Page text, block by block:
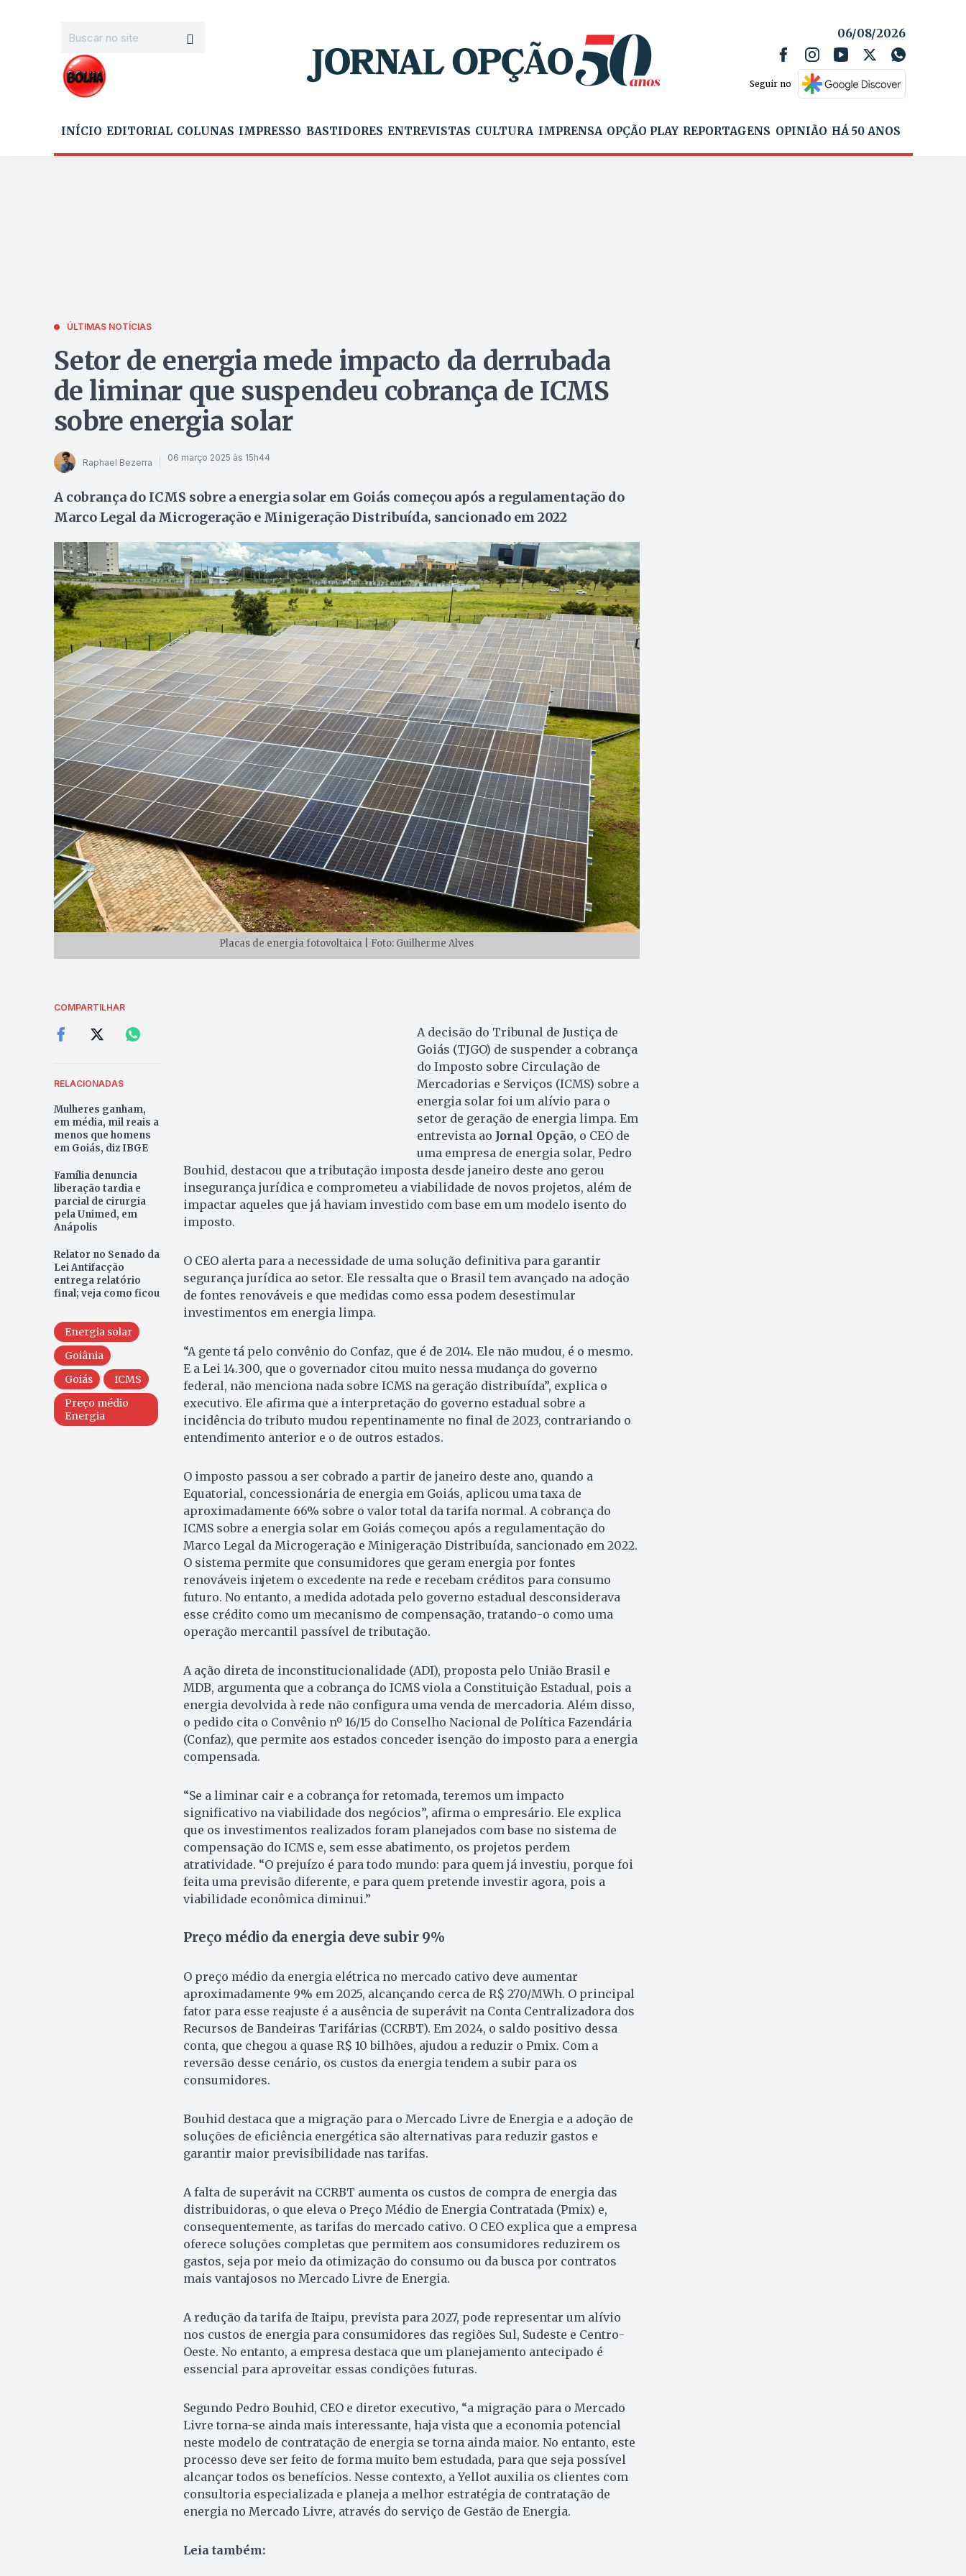
06/08/2026
Seguir no
INÍCIO EDITORIAL COLUNAS IMPRESSO BASTIDORES ENTREVISTAS CULTURA IMPRENSA OPÇÃO PLAY REPORTAGENS OPINIÃO HÁ 50 ANOS
ÚLTIMAS NOTÍCIAS
Setor de energia mede impacto da derrubada
de liminar que suspendeu cobrança de ICMS
sobre energia solar
Raphael Bezerra 06 março 2025 às 15h44
A cobrança do ICMS sobre a energia solar em Goiás começou após a regulamentação do
Marco Legal da Microgeração e Minigeração Distribuída, sancionado em 2022
Placas de energia fotovoltaica | Foto: Guilherme Alves
COMPARTILHAR
RELACIONADAS
Mulheres ganham,
em média, mil reais a
menos que homens
em Goiás, diz IBGE
Família denuncia
liberação tardia e
parcial de cirurgia
pela Unimed, em
Anápolis
Relator no Senado da
Lei Antifacção
entrega relatório
final; veja como ficou
Energia solar
Goiânia
Goiás
ICMS
Preço médio
Energia
A decisão do Tribunal de Justiça de
Goiás (TJGO) de suspender a cobrança
do Imposto sobre Circulação de
Mercadorias e Serviços (ICMS) sobre a
energia solar foi um alívio para o
setor de geração de energia limpa. Em
entrevista ao Jornal Opção, o CEO de
uma empresa de energia solar, Pedro
Bouhid, destacou que a tributação imposta desde janeiro deste ano gerou
insegurança jurídica e comprometeu a viabilidade de novos projetos, além de
impactar aqueles que já haviam investido com base em um modelo isento do
imposto.
O CEO alerta para a necessidade de uma solução definitiva para garantir
segurança jurídica ao setor. Ele ressalta que o Brasil tem avançado na adoção
de fontes renováveis e que medidas como essa podem desestimular
investimentos em energia limpa.
“A gente tá pelo convênio do Confaz, que é de 2014. Ele não mudou, é o mesmo.
E a Lei 14.300, que o governador citou muito nessa mudança do governo
federal, não menciona nada sobre ICMS na geração distribuída”, explica o
executivo. Ele afirma que a interpretação do governo estadual sobre a
incidência do tributo mudou repentinamente no final de 2023, contrariando o
entendimento anterior e o de outros estados.
O imposto passou a ser cobrado a partir de janeiro deste ano, quando a
Equatorial, concessionária de energia em Goiás, aplicou uma taxa de
aproximadamente 66% sobre o valor total da tarifa normal. A cobrança do
ICMS sobre a energia solar em Goiás começou após a regulamentação do
Marco Legal da Microgeração e Minigeração Distribuída, sancionado em 2022.
O sistema permite que consumidores que geram energia por fontes
renováveis injetem o excedente na rede e recebam créditos para consumo
futuro. No entanto, a medida adotada pelo governo estadual desconsiderava
esse crédito como um mecanismo de compensação, tratando-o como uma
operação mercantil passível de tributação.
A ação direta de inconstitucionalidade (ADI), proposta pelo União Brasil e
MDB, argumenta que a cobrança do ICMS viola a Constituição Estadual, pois a
energia devolvida à rede não configura uma venda de mercadoria. Além disso,
o pedido cita o Convênio nº 16/15 do Conselho Nacional de Política Fazendária
(Confaz), que permite aos estados conceder isenção do imposto para a energia
compensada.
“Se a liminar cair e a cobrança for retomada, teremos um impacto
significativo na viabilidade dos negócios”, afirma o empresário. Ele explica
que os investimentos realizados foram planejados com base no sistema de
compensação do ICMS e, sem esse abatimento, os projetos perdem
atratividade. “O prejuízo é para todo mundo: para quem já investiu, porque foi
feita uma previsão diferente, e para quem pretende investir agora, pois a
viabilidade econômica diminui.”
Preço médio da energia deve subir 9%
O preço médio da energia elétrica no mercado cativo deve aumentar
aproximadamente 9% em 2025, alcançando cerca de R$ 270/MWh. O principal
fator para esse reajuste é a ausência de superávit na Conta Centralizadora dos
Recursos de Bandeiras Tarifárias (CCRBT). Em 2024, o saldo positivo dessa
conta, que chegou a quase R$ 10 bilhões, ajudou a reduzir o Pmix. Com a
reversão desse cenário, os custos da energia tendem a subir para os
consumidores.
Bouhid destaca que a migração para o Mercado Livre de Energia e a adoção de
soluções de eficiência energética são alternativas para reduzir gastos e
garantir maior previsibilidade nas tarifas.
A falta de superávit na CCRBT aumenta os custos de compra de energia das
distribuidoras, o que eleva o Preço Médio de Energia Contratada (Pmix) e,
consequentemente, as tarifas do mercado cativo. O CEO explica que a empresa
oferece soluções completas que permitem aos consumidores reduzirem os
gastos, seja por meio da otimização do consumo ou da busca por contratos
mais vantajosos no Mercado Livre de Energia.
A redução da tarifa de Itaipu, prevista para 2027, pode representar um alívio
nos custos de energia para consumidores das regiões Sul, Sudeste e Centro-
Oeste. No entanto, a empresa destaca que um planejamento antecipado é
essencial para aproveitar essas condições futuras.
Segundo Pedro Bouhid, CEO e diretor executivo, “a migração para o Mercado
Livre torna-se ainda mais interessante, haja vista que a economia potencial
neste modelo de contratação de energia se torna ainda maior. No entanto, este
processo deve ser feito de forma muito bem estudada, para que seja possível
alcançar todos os benefícios. Nesse contexto, a Yellot auxilia os clientes com
consultoria especializada e planeja a melhor estratégia de contratação de
energia no Mercado Livre, através do serviço de Gestão de Energia.
Leia também: